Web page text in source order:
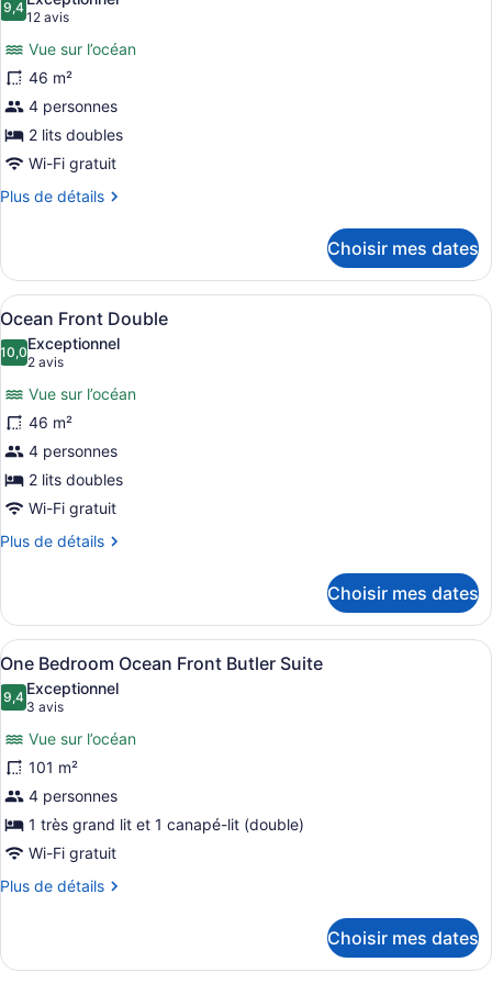
les
photos
pour
ce
type
de
chambre :
Ocean
9,49,4 sur 10
12 avis
(12 avis)
Vue sur l’océan
46 m²
4 personnes
2 lits doubles
Wi-Fi gratuit
Plus de détails
Plus
Ocean
View
Double
Choisir mes dates
Afficher
toutes
les
photos
pour
ce
type
de
chambre :
Ocean
Une chambre d’hôtel avec deux
5
Ocean Front Double
10,010,0 sur 10
Exceptionnel
2 avis
(2 avis)
Vue sur l’océan
46 m²
4 personnes
2 lits doubles
Wi-Fi gratuit
Plus de détails
Plus
Ocean
Front
Double
Choisir mes dates
Afficher
toutes
les
photos
pour
ce
type
de
chambre :
One
Front
Une chambre d’hôtel avec un
6
One Bedroom Ocean Front Butler Suite
9,49,4 sur 10
Exceptionnel
3 avis
(3 avis)
Vue sur l’océan
101 m²
4 personnes
1 très grand lit et 1 canapé-lit (double)
Wi-Fi gratuit
Plus de détails
Plus
One
Choisir mes dates